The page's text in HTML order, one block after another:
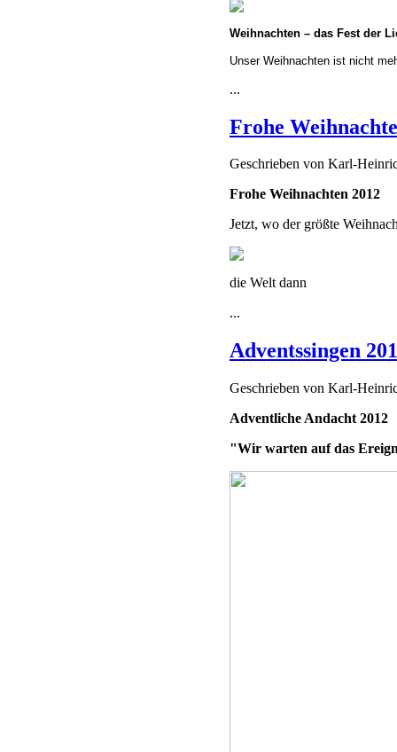
Weihnachten – das Fest der
Unser Weihnachten ist nicht
...
Frohe
Geschrieben von Karl-
Frohe Weihnachten 2012
Jetzt, wo der größte
die Welt dann
...
Adventssingen
Geschrieben von Karl-
Adventliche Andacht 2012
"Wir warten auf das